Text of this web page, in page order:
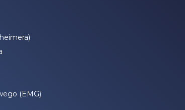
(EMG)